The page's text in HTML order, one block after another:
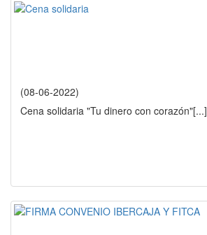
(08-06-2022)
Cena solidaria "Tu dinero con corazón"[...]